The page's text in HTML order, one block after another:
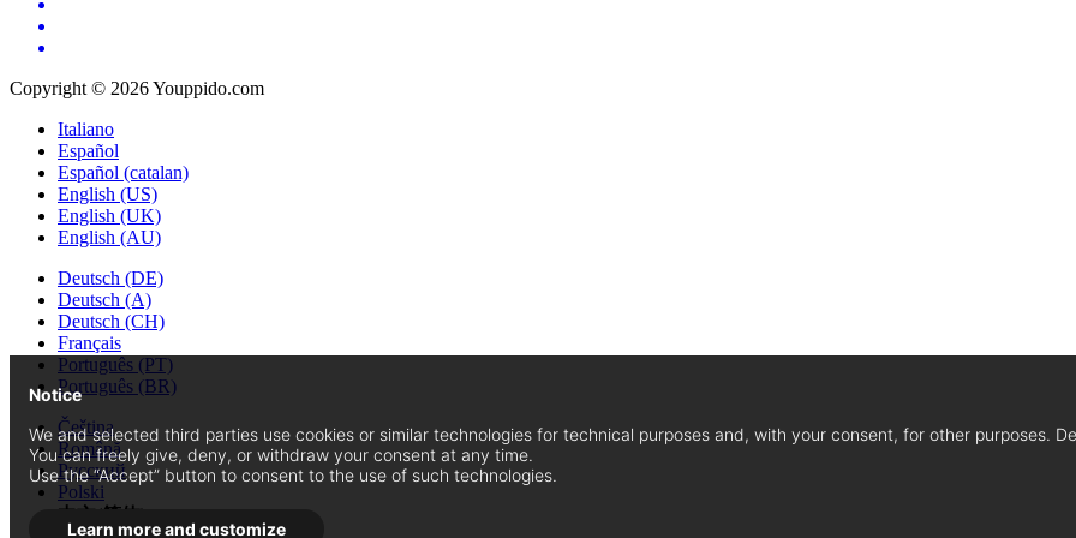
Copyright © 2026 Youppido.com
Notice
We and selected third parties use cookies or similar technologies for technical purposes and, with your consent, for other purposes.
You can freely give, deny, or withdraw your consent at any time.
Use the “Accept” button to consent to the use of such technologies.
Learn more and customize
Italiano
Español
Español (catalan)
English (US)
English (UK)
English (AU)
Deutsch (DE)
Deutsch (A)
Deutsch (CH)
Français
Português (PT)
Português (BR)
Čeština
Română
Русский
Polski
中文(简体)